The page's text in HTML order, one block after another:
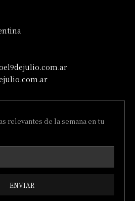
relevantes de la semana en tu
ENVIAR